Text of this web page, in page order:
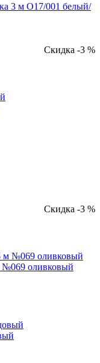
3 м O17/001 белый/
Скидка -3 %
Скидка -3 %
№069 оливковый